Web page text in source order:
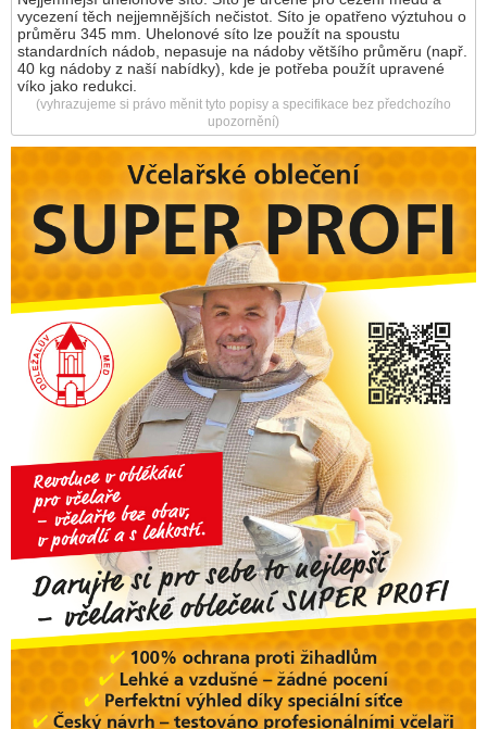
vycezení těch nejjemnějších nečistot. Síto je opatřeno výztuhou o
průměru 345 mm. Uhelonové síto lze použít na spoustu
standardních nádob, nepasuje na nádoby většího průměru (např.
40 kg nádoby z naší nabídky), kde je potřeba použít upravené
víko jako redukci.
(vyhrazujeme si právo měnit tyto popisy a specifikace bez předchozího
upozornění)